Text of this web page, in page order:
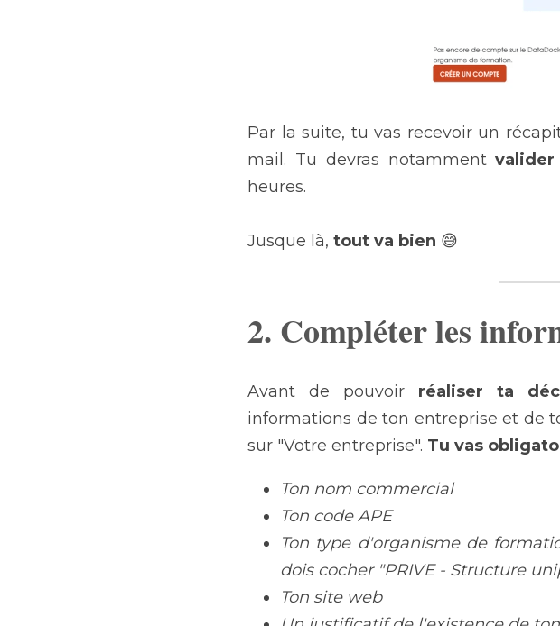
Par la suite, tu vas recevoir un
mail. Tu devras notamment
heures.
Jusque là, tout va bien 😅
2. Compléter les
Avant de pouvoir réaliser ta
informations de ton entreprise et de
sur "Votre entreprise". Tu vas
Ton nom commercial
Ton code APE
Ton type d'organisme de
dois cocher "PRIVE - Structure
Ton site web